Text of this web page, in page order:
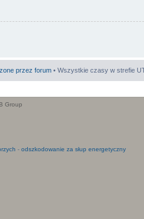
przez forum • Wszystkie czasy w strefie
Group
- odszkodowanie za słup energetyczny